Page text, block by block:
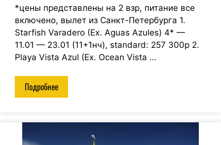
*цены представлены на 2 взр, питание все
включено, вылет из Санкт-Петербурга 1.
Starfish Varadero (Ex. Aguas Azules) 4* —
11.01 — 23.01 (11+1нч), standard: 257 300р 2.
Playa Vista Azul (Ex. Ocean Vista …
Подробнее